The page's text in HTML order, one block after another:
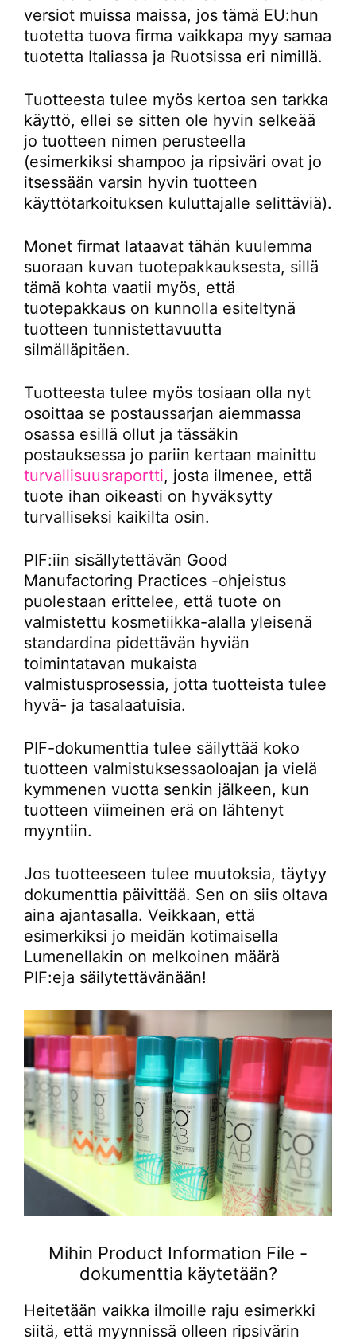
versiot muissa maissa, jos tämä EU:hun
tuotetta tuova firma vaikkapa myy samaa
tuotetta Italiassa ja Ruotsissa eri nimillä.
Tuotteesta tulee myös kertoa sen tarkka
käyttö, ellei se sitten ole hyvin selkeää
jo tuotteen nimen perusteella
(esimerkiksi shampoo ja ripsiväri ovat jo
itsessään varsin hyvin tuotteen
käyttötarkoituksen kuluttajalle selittäviä).
Monet firmat lataavat tähän kuulemma
suoraan kuvan tuotepakkauksesta, sillä
tämä kohta vaatii myös, että
tuotepakkaus on kunnolla esiteltynä
tuotteen tunnistettavuutta
silmälläpitäen.
Tuotteesta tulee myös tosiaan olla nyt
osoittaa se postaussarjan aiemmassa
osassa esillä ollut ja tässäkin
postauksessa jo pariin kertaan mainittu
turvallisuusraportti, josta ilmenee, että
tuote ihan oikeasti on hyväksytty
turvalliseksi kaikilta osin.
PIF:iin sisällytettävän Good
Manufactoring Practices -ohjeistus
puolestaan erittelee, että tuote on
valmistettu kosmetiikka-alalla yleisenä
standardina pidettävän hyviän
toimintatavan mukaista
valmistusprosessia, jotta tuotteista tulee
hyvä- ja tasalaatuisia.
PIF-dokumenttia tulee säilyttää koko
tuotteen valmistuksessaoloajan ja vielä
kymmenen vuotta senkin jälkeen, kun
tuotteen viimeinen erä on lähtenyt
myyntiin.
Jos tuotteeseen tulee muutoksia, täytyy
dokumenttia päivittää. Sen on siis oltava
aina ajantasalla. Veikkaan, että
esimerkiksi jo meidän kotimaisella
Lumenellakin on melkoinen määrä
PIF:eja säilytettävänään!
Mihin Product Information File -
dokumenttia käytetään?
Heitetään vaikka ilmoille raju esimerkki
siitä, että myynnissä olleen ripsivärin